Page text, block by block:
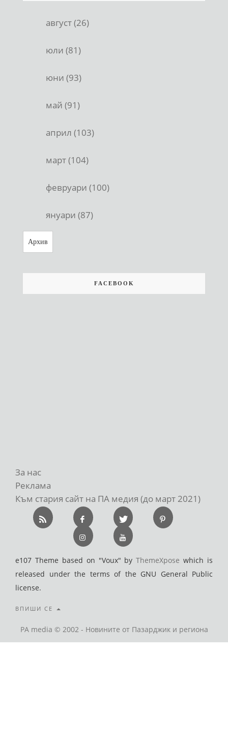
август (26)
юли (81)
юни (93)
май (91)
април (103)
март (104)
февруари (100)
януари (87)
Архив
FACEBOOK
За нас
Реклама
Към стария сайт на ПА медия (до март 2021)
e107 Theme based on "Voux" byThemeXpose which is
released under the terms of the GNU General Public
license.
ВПИШИ СЕ
PA media © 2002 - Новините от Пазарджик и региона